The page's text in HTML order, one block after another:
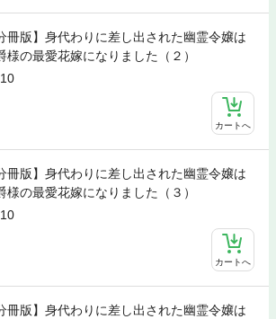
冊版】身代わりに差し出された幽霊令嬢は
様の最愛花嫁になりました（２）
カートへ
冊版】身代わりに差し出された幽霊令嬢は
様の最愛花嫁になりました（３）
カートへ
冊版】身代わりに差し出された幽霊令嬢は